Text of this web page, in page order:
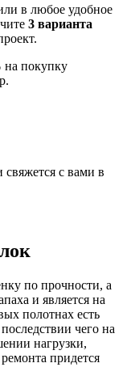
в любое удобное
3 варианта
на покупку
с вами в
по прочности, а
и является на
полотнах есть
чего на
нагрузки,
придется